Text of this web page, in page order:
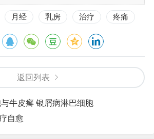
月经 乳房 治疗 疼痛
返回列表
牛皮癣 银屑病淋巴细胞
自愈